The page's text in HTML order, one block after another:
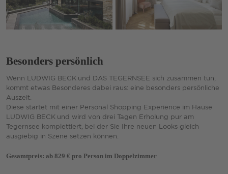
Besonders persönlich
Wenn LUDWIG BECK und DAS TEGERNSEE sich zusammen tun,
kommt etwas Besonderes dabei raus: eine besonders persönliche
Auszeit.
Diese startet mit einer Personal Shopping Experience im Hause
LUDWIG BECK und wird von drei Tagen Erholung pur am
Tegernsee komplettiert, bei der Sie Ihre neuen Looks gleich
ausgiebig in Szene setzen können.
Gesamtpreis: ab 829 € pro Person im Doppelzimmer